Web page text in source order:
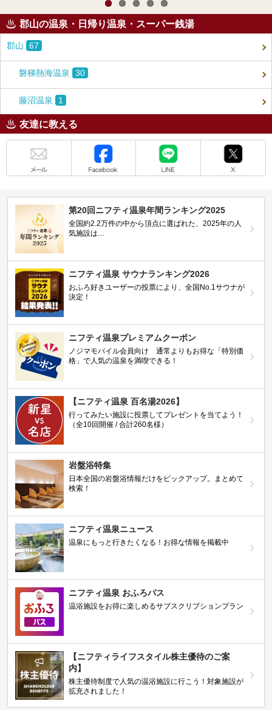
郡山の温泉・日帰り温泉・スーパー銭湯
郡山 67
磐梯熱海温泉 30
藤沼温泉 1
友達に教える
第20回ニフティ温泉年間ランキング2025
全国約2.2万件の中から頂点に選ばれた、2025年の人
気施設は…
ニフティ温泉 サウナランキング2026
おふろ好きユーザーの投票により、全国No.1サウナが
決定！
ニフティ温泉プレミアムクーポン
ノジマモバイル会員向け 通常よりもお得な「特別価
格」で人気の温泉を満喫できる！
【ニフティ温泉 百名湯2026】
行ってみたい施設に投票してプレゼントを当てよう！
（全10回開催 / 合計260名様）
岩盤浴特集
日本全国の岩盤浴情報だけをピックアップ。まとめて
検索！
ニフティ温泉ニュース
温泉にもっと行きたくなる！お得な情報を掲載中
ニフティ温泉 おふろパス
温浴施設をお得に楽しめるサブスクリプションプラン
【ニフティライフスタイル株主優待のご案
内】
株主優待制度で人気の温浴施設に行こう！対象施設が
拡充されました！